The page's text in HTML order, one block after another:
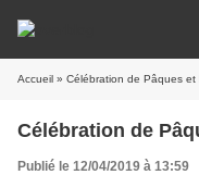
Accueil » Célébration de Pâques et
Célébration de
Publié le 12/04/2019 à 13:59